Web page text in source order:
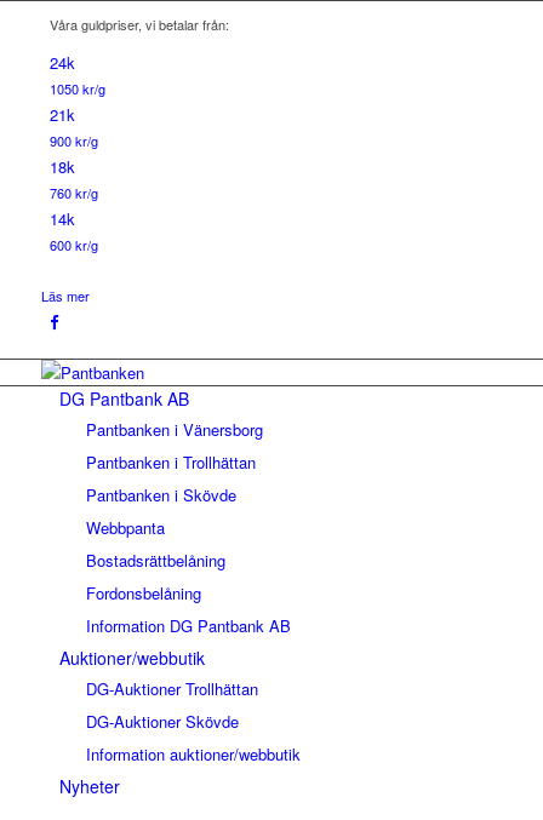
Våra guldpriser, vi betalar från:
24k
1050 kr/g
21k
900 kr/g
18k
760 kr/g
14k
600 kr/g
Läs mer
DG Pantbank AB
Pantbanken i Vänersborg
Pantbanken i Trollhättan
Pantbanken i Skövde
Webbpanta
Bostadsrättbelåning
Fordonsbelåning
Information DG Pantbank AB
Auktioner/webbutik
DG-Auktioner Trollhättan
DG-Auktioner Skövde
Information auktioner/webbutik
Nyheter